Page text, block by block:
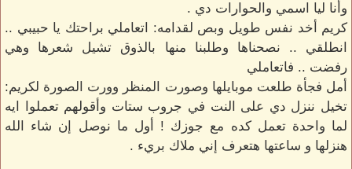
وأنا ليا اسمي والحوارات دي .
كريم أخد نفس طويل وبص لقدامه: اتعاملي براحتك يا حبيبي ..
انطلقي .. نصحناها وطلبنا منها بالذوق تشيل شعرها وهي
رفضت .. فاتعاملي
أمل فجأة طلعت موبايلها وصورت المنظر وورت الصورة لكريم:
تخيل ننزل دي على النت في جروب ستات وأقولهم تعملوا ايه
لما واحدة تعمل كده مع جوزك ! أول ما نوصل إن شاء الله
هنزلها و ساعتها هتعرف إني ملاك بريء .